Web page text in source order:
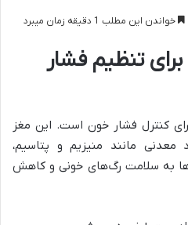
خواندن این مطلب 1 دقیقه زمان میبرد
تنظیم فشار
کنترل فشار خون است. این مغز
مانند منیزیم و پتاسیم،
به سلامت رگ‌های خونی و کاهش